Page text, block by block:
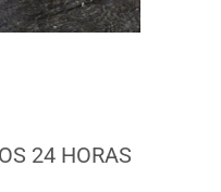
24 HORAS